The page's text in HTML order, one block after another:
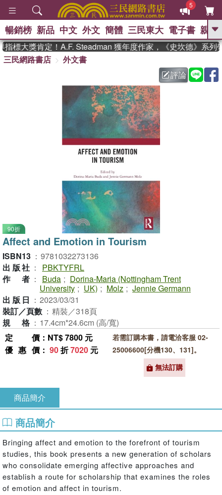
5
GO
父親節 、 如果歷
暑期推薦 、 國際布克
獎 臺灣漫遊錄 、 方念華
登輝時代 、 數學女孩：黎曼猜想
偉大的迷走神經
暢銷榜 新品 中文 外文 簡體 三民東大 電子書 親子
標大獎肯定！A.F. Steadman 獲年度作家，《史坎德》系列
三民網路書店
外文書
評論
90折
Affect and Emotion in Tourism
ISBN13 ： 9781032273136
出版社 ：
PBKTYFRL
作者 ： Buda ; Dorina-Maria (Nottingham Trent
University ; UK) ; Molz ; Jennie Germann
出版日 ： 2023/03/31
裝訂／頁數 ： 精裝／318頁
規格 ： 17.4cm*24.6cm (高/寬)
定價 ：NT$ 7800 元
優惠價 ： 90折7020 元
若需訂購本書，請電洽客服 02-
25006600[分機130、131]。
無法訂購
商品簡介
商品簡介
Bringing affect and emotion to the forefront of tourism
studies, this book presents a new generation of scholars
who consolidate emerging affective approaches and
establish a route for scholarship that examines the roles
of emotion and affect in tourism.